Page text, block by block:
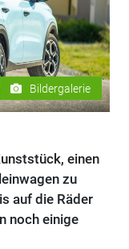
Bildergalerie
einen
zu
auf die Räder
noch einige